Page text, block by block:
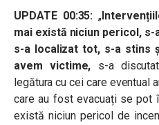
UPDATE 00:35:„
mai există niciun pericol,
s-a localizat tot, s-a stins
avem victime, s-a
legătura cu cei care eventual
care au fost evacuați se pot
există niciun pericol de